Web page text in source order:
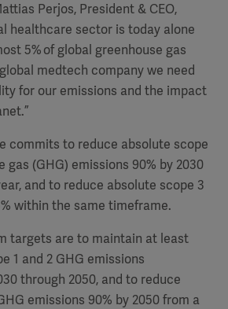
Perjos, President & CEO,
healthcare sector is today alone
5% of global greenhouse gas
medtech company we need
for our emissions and the impact
commits to reduce absolute scope
gas (GHG) emissions 90% by 2030
and to reduce absolute scope 3
within the same timeframe.
targets are to maintain at least
1 and 2 GHG emissions
through 2050, and to reduce
emissions 90% by 2050 from a